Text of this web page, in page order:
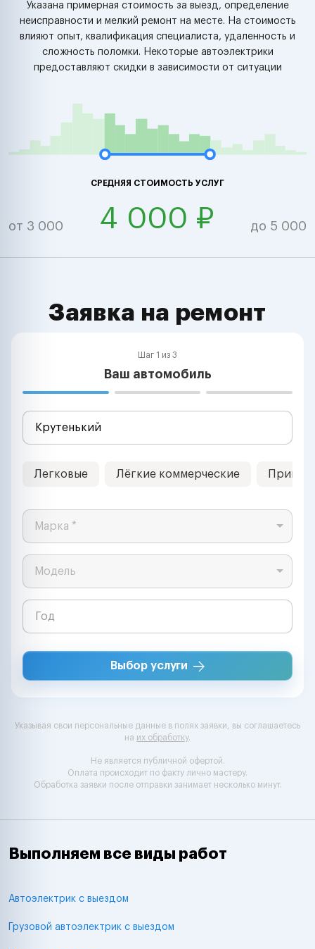
Указана примерная стоимость за выезд, определение
неисправности и мелкий ремонт на месте. На стоимость
влияют опыт, квалификация специалиста, удаленность и
сложность поломки. Некоторые автоэлектрики
предоставляют скидки в зависимости от ситуации
СРЕДНЯЯ СТОИМОСТЬ УСЛУГ
от 3 000 4 000 ₽ до 5 000
Заявка на ремонт
Шаг 1 из 3
Ваш автомобиль
Легковые Лёгкие коммерческие
Марка *
Модель
Выбор услуги
Указывая свои персональные данные в полях заявки, вы соглашаетесь
на их обработку.
Не является публичной офертой.
Оплата происходит по факту лично мастеру.
Обработка заявки после отправки занимает несколько минут.
Выполняем все виды работ
Автоэлектрик с выездом
Грузовой автоэлектрик с выездом